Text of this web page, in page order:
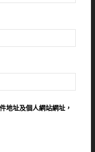
地址及個人網站網址，